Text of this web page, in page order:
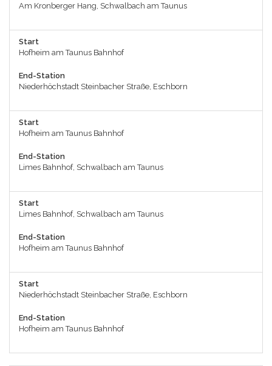
Am Kronberger Hang, Schwalbach am Taunus
Start
Hofheim am Taunus Bahnhof
End-Station
Niederhöchstadt Steinbacher Straße, Eschborn
Start
Hofheim am Taunus Bahnhof
End-Station
Limes Bahnhof, Schwalbach am Taunus
Start
Limes Bahnhof, Schwalbach am Taunus
End-Station
Hofheim am Taunus Bahnhof
Start
Niederhöchstadt Steinbacher Straße, Eschborn
End-Station
Hofheim am Taunus Bahnhof